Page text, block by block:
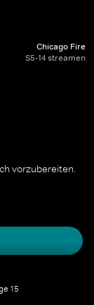
Chicago Fire
S5-14 streamen
vorzubereiten.
15